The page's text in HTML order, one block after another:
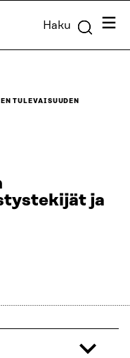
Haku
TULEVAISUUDEN
ja